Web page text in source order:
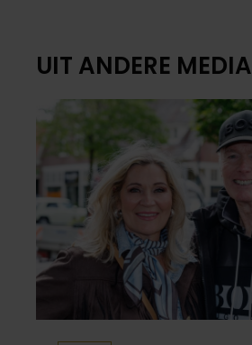
UIT ANDERE MEDIA